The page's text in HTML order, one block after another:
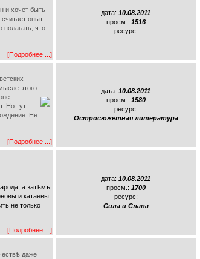
и хочет быть
опыт
что
[Подробнее ...]
дата: 10.08.2011
просм.: 1516
ресурс:
этого
Но тут
Не
[Подробнее ...]
дата: 10.08.2011
просм.: 1580
ресурс:
Остросюжетная литература
а затѣмъ
и катаевы
не только
[Подробнее ...]
дата: 10.08.2011
просм.: 1700
ресурс:
Сила и Слава
даже